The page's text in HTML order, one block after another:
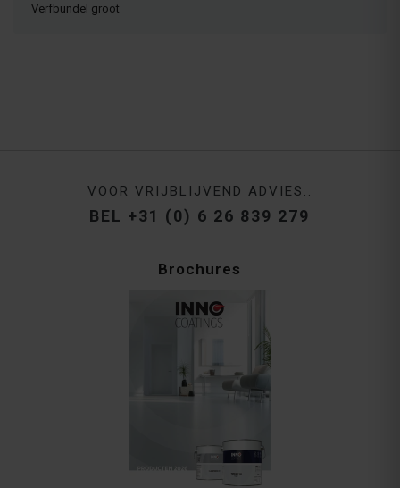
Verfbundel groot
VOOR VRIJBLIJVEND ADVIES..
BEL +31 (0) 6 26 839 279
Brochures